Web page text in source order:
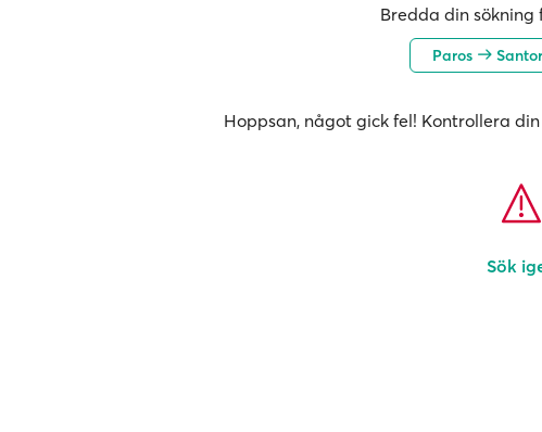
Bredda din sökning
Paros
Hoppsan, något gick fel! Kontrollera
Sök